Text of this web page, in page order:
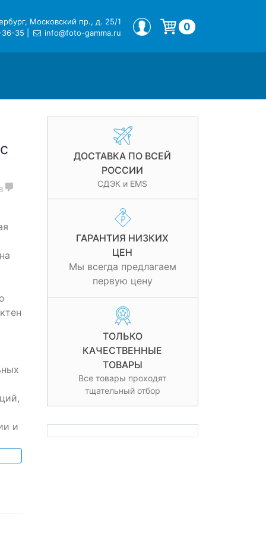
Московский пр., д. 25/1
36-35
info@foto-gamma.ru
МОЙ ПРОФИЛЬ 0
ДОСТАВКА ПО ВСЕЙ
РОССИИ
СДЭК и EMS
ГАРАНТИЯ НИЗКИХ
ЦЕН
Мы всегда предлагаем
первую цену
ТОЛЬКО
КАЧЕСТВЕННЫЕ
ТОВАРЫ
Все товары проходят
тщательный отбор
и